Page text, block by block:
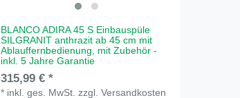
BLANCO ADIRA 45 S Einbauspüle
SILGRANIT anthrazit ab 45 cm mit
Ablauffernbedienung, mit Zubehör -
inkl. 5 Jahre Garantie
315,99 € *
* inkl. ges. MwSt. zzgl.Versandkosten